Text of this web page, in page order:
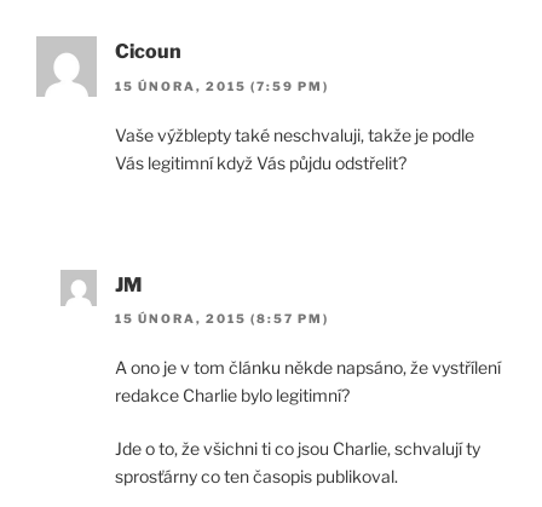
Cicoun
15 ÚNORA, 2015 (7:59 PM)
Vaše výžblepty také neschvaluji, takže je podle
Vás legitimní když Vás půjdu odstřelit?
JM
15 ÚNORA, 2015 (8:57 PM)
A ono je v tom článku někde napsáno, že vystřílení
redakce Charlie bylo legitimní?
Jde o to, že všichni ti co jsou Charlie, schvalují ty
sprosťárny co ten časopis publikoval.